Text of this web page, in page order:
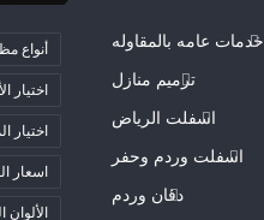
أنواع
اختيار
اختيار
اسعار
الألوان
خدمات عامه بالمقاوله
ترميم منازل
اسفلت الرياض
اسفلت وردم وحفر
دفان وردم